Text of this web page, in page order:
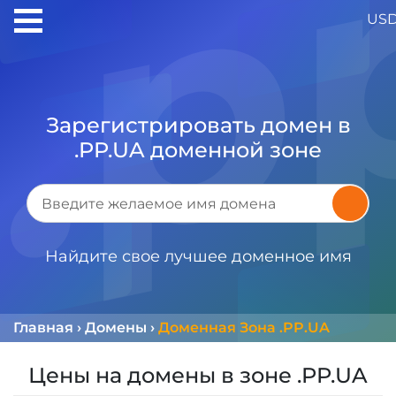
Зарегистрировать домен в
.PP.UA доменной зоне
Найдите свое лучшее доменное имя
Главная › Домены › Доменная Зона .PP.UA
Цены на домены в зоне .PP.UA